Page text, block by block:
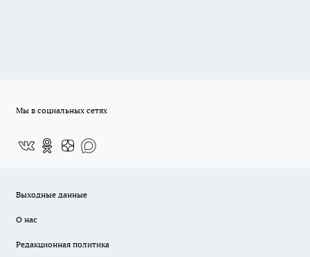
Мы в социальных сетях
Выходные данные
О нас
Редакционная политика